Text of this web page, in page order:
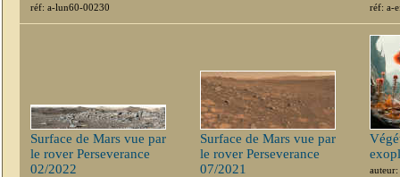
réf: a-lun60-00230
réf: a-
Surface de Mars vue par
le rover Perseverance
02/2022
Surface de Mars vue par
le rover Perseverance
07/2021